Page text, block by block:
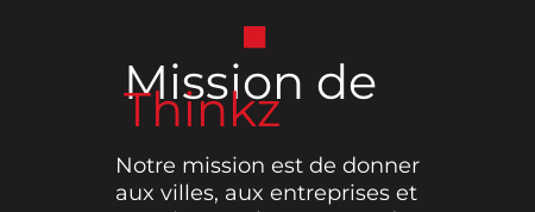
Mission de
Thinkz
Notre mission est de donner
aux villes, aux entreprises et